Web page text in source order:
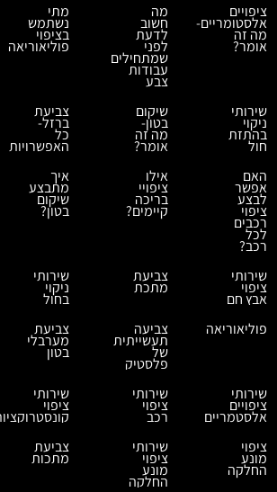
ציפויים
אלסטומריים-
מה זה
אומר?
מה
חשוב
לדעת
לפני
שמתחילים
עבודות
צבע
מתי
נשתמש
בציפוי
פוליאוריאה
שירותי
ניקוי
בהתזת
חול
שיקום
בטון-
מה זה
אומר?
צביעת
ברזל-
כל
האפשרויות
האם
אפשר
לבצע
ציפוי
רכבים
לכל
רכב?
אילו
ציפויי
בריכה
קיימים?
איך
מתבצע
שיקום
בטון?
שירותי
ציפוי
אבץ חם
צביעת
מתכת
שירותי
ניקוי
בחול
פוליאוריאה צביעה
תעשייתית
של
פלסטיק
צביעת
מערבלי
בטון
שירותי
ציפויים
אלסטמריים
שירותי
ציפוי
רכב
שירותי
ציפוי
ציפוי
מונע
החלקה
שירותי
ציפוי
מונע
החלקה
צביעת
מתכות